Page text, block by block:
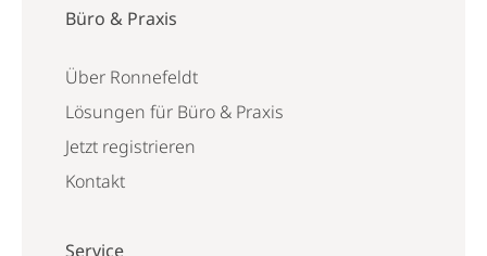
Büro & Praxis
Über Ronnefeldt
Lösungen für Büro & Praxis
Jetzt registrieren
Kontakt
Service